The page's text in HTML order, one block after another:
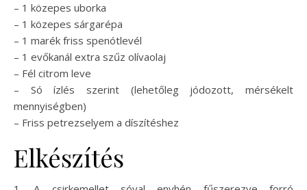
– 1 közepes uborka
– 1 közepes sárgarépa
– 1 marék friss spenótlevél
– 1 evőkanál extra szűz olívaolaj
– Fél citrom leve
– Só ízlés szerint (lehetőleg jódozott, mérsékelt
mennyiségben)
– Friss petrezselyem a díszítéshez
Elkészítés